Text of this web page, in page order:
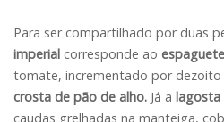
Para ser compartilhado por duas
imperial corresponde ao
tomate, incrementado por dezoito
crosta de pão de alho. Já a lagosta
caudas grelhadas na manteiga,